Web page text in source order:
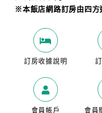
※本飯店網路訂房由四方
訂房收據說明
會員帳戶
會員